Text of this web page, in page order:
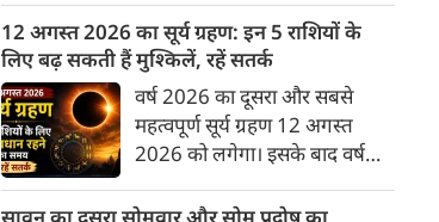
महत्व दोगुना हो जाता है। ज्योतिष
और शास्त्रों में सूर्यदेव को भगवान
शिव का ही प्रत्यक्ष स्वरूप (शिव-सूर्य)
माना गया है। सावन के 11वें दिन
(रविवार) को शिवजी की उपासना के
साथ-साथ सूर्यदेव की पूजा करने से
व्यक्ति को आरोग्य, मान-सम्मान, पद-
12 अगस्त 2026 का सूर्य ग्रहण: इन 5 राशियों के
लिए बढ़ सकती हैं मुश्किलें, रहें सतर्क
वर्ष 2026 का दूसरा और सबसे
महत्वपूर्ण सूर्य ग्रहण 12 अगस्त
2026 को लगेगा। इसके बाद वर्ष
अगस्त 2026 को लगने जा रहा है।